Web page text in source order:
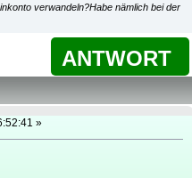
verwandeln?Habe nämlich bei der
ANTWORT
»